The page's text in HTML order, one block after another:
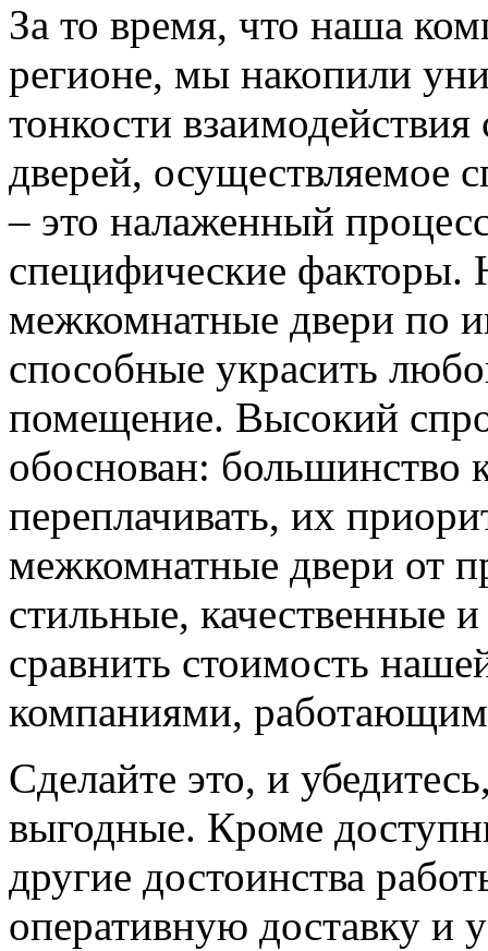
За то время, что наша
регионе, мы накопили
тонкости
дверей, осуществляемое
– это налаженный
специфические
межкомнатные двери по
способные украсить
помещение. Высокий
обоснован: большинство
переплачивать, их
межкомнатные двери от
стильные, качественные
сравнить стоимость
компаниями,
Сделайте это, и
выгодные. Кроме
другие достоинства
оперативную доставку и